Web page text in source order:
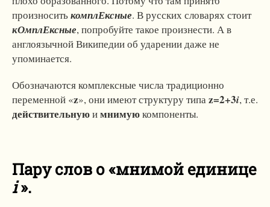
произноситькомплЕксные. В русских словарях стоит
кОмплЕксные, попробуйте такое произнести. А в
англоязычной Википедии об ударении даже не
упоминается.
Обозначаются комплексные числа традиционно
переменной «z», они имеют структуру типаz=2+3i, т.е.
действительнуюимнимуюкомпоненты.
Пару слов о «мнимой единице
i».